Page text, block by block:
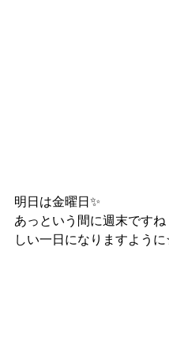
明日は金曜日✨
あっという間に週末です
しい一日になりますよう